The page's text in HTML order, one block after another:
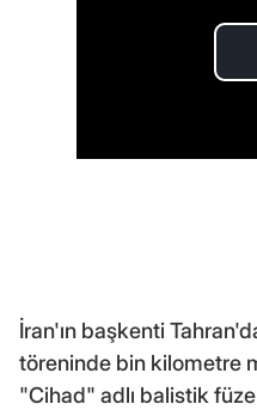
İran'ın başkenti
töreninde bin kilometre
"Cihad" adlı balistik